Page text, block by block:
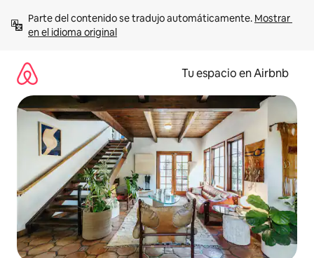
contenido
Parte del contenido se tradujo automáticamente. Mostrar
en el idioma original
Tu espacio en Airbnb